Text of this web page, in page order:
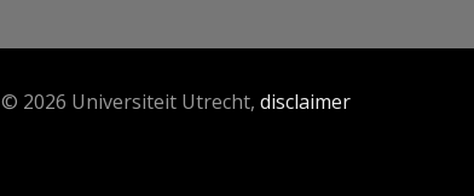
© 2026 Universiteit Utrecht, disclaimer